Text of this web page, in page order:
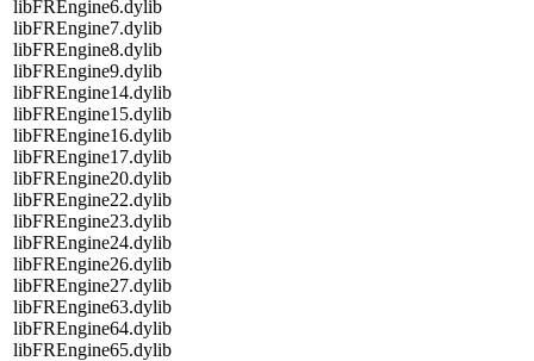
libFREngine6.dylib
libFREngine7.dylib
libFREngine8.dylib
libFREngine9.dylib
libFREngine14.dylib
libFREngine15.dylib
libFREngine16.dylib
libFREngine17.dylib
libFREngine20.dylib
libFREngine22.dylib
libFREngine23.dylib
libFREngine24.dylib
libFREngine26.dylib
libFREngine27.dylib
libFREngine63.dylib
libFREngine64.dylib
libFREngine65.dylib